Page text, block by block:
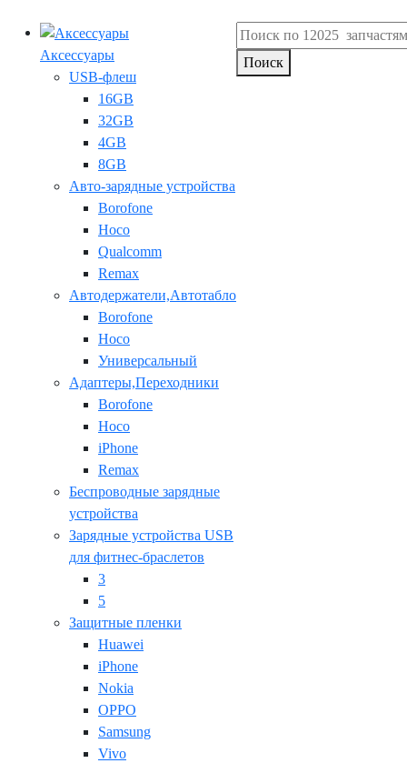
Аксессуары
USB-флеш
16GB
32GB
4GB
8GB
Авто-зарядные устройства
Borofone
Hoco
Qualcomm
Remax
Автодержатели,Автотабло
Borofone
Hoco
Универсальный
Адаптеры,Переходники
Borofone
Hoco
iPhone
Remax
Беспроводные зарядные
устройства
Зарядные устройства USB
для фитнес-браслетов
3
5
Защитные пленки
Huawei
iPhone
Nokia
OPPO
Samsung
Vivo
Поиск